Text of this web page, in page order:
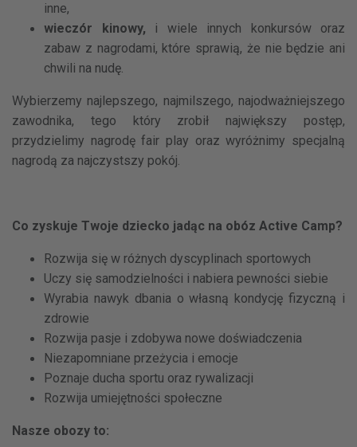
inne,
wieczór kinowy, i wiele innych konkursów oraz
zabaw z nagrodami, które sprawią, że nie będzie ani
chwili na nudę.
Wybierzemy najlepszego, najmilszego, najodważniejszego
zawodnika, tego który zrobił największy postęp,
przydzielimy nagrodę fair play oraz wyróżnimy specjalną
nagrodą za najczystszy pokój.
Co zyskuje Twoje dziecko jadąc na obóz Active Camp?
Rozwija się w różnych dyscyplinach sportowych
Uczy się samodzielności i nabiera pewności siebie
Wyrabia nawyk dbania o własną kondycję fizyczną i
zdrowie
Rozwija pasje i zdobywa nowe doświadczenia
Niezapomniane przeżycia i emocje
Poznaje ducha sportu oraz rywalizacji
Rozwija umiejętności społeczne
Nasze obozy to: